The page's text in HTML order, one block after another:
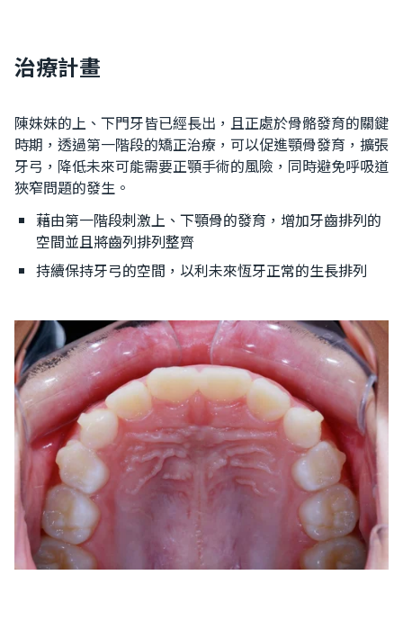
治療計畫
陳妹妹的上、下門牙皆已經長出，且正處於骨骼發育的關鍵
時期，透過第一階段的矯正治療，可以促進顎骨發育，擴張
牙弓，降低未來可能需要正顎手術的風險，同時避免呼吸道
狹窄問題的發生。
藉由第一階段刺激上、下顎骨的發育，增加牙齒排列的
空間並且將齒列排列整齊
持續保持牙弓的空間，以利未來恆牙正常的生長排列